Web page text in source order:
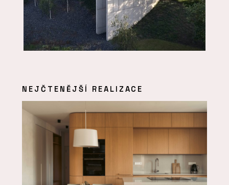
NEJČTENĚJŠÍ REALIZACE